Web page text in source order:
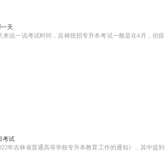
天
说一说考试时间，吉林统招专升本考试一般是在4月，但疫
考试
年吉林省普通高等学校专升本教育工作的通知》，其中提到